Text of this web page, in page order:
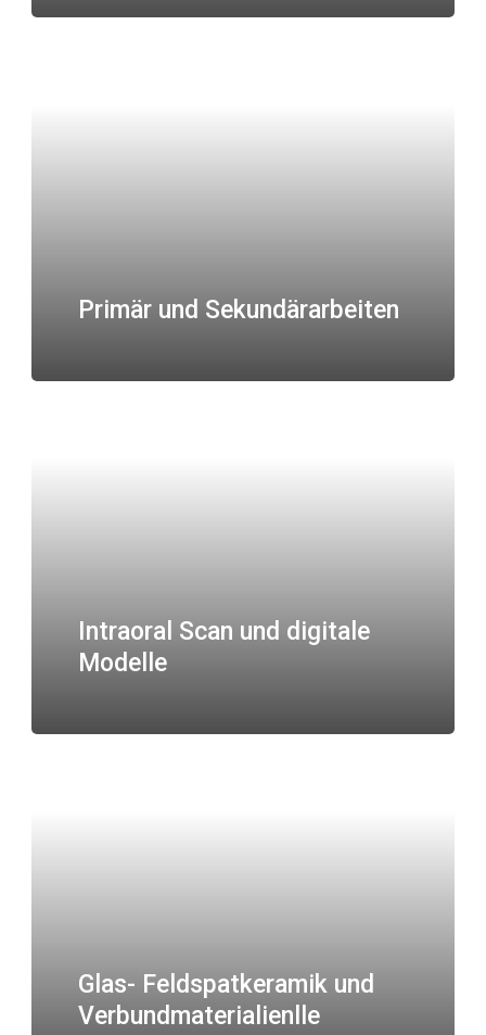
Primär und Sekundärarbeiten
Intraoral Scan und digitale
Modelle
Glas- Feldspatkeramik und
Verbundmaterialienlle